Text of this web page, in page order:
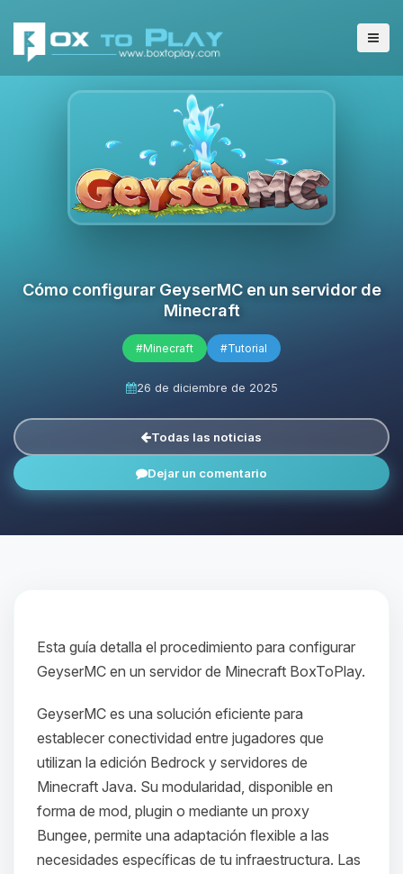
Cómo configurar GeyserMC en un servidor de
Minecraft
#Minecraft #Tutorial
26 de diciembre de 2025
Todas las noticias
Dejar un comentario
Esta guía detalla el procedimiento para configurar
GeyserMC en un servidor de Minecraft BoxToPlay.
GeyserMC es una solución eficiente para
establecer conectividad entre jugadores que
utilizan la edición Bedrock y servidores de
Minecraft Java. Su modularidad, disponible en
forma de mod, plugin o mediante un proxy
Bungee, permite una adaptación flexible a las
necesidades específicas de tu infraestructura. Las